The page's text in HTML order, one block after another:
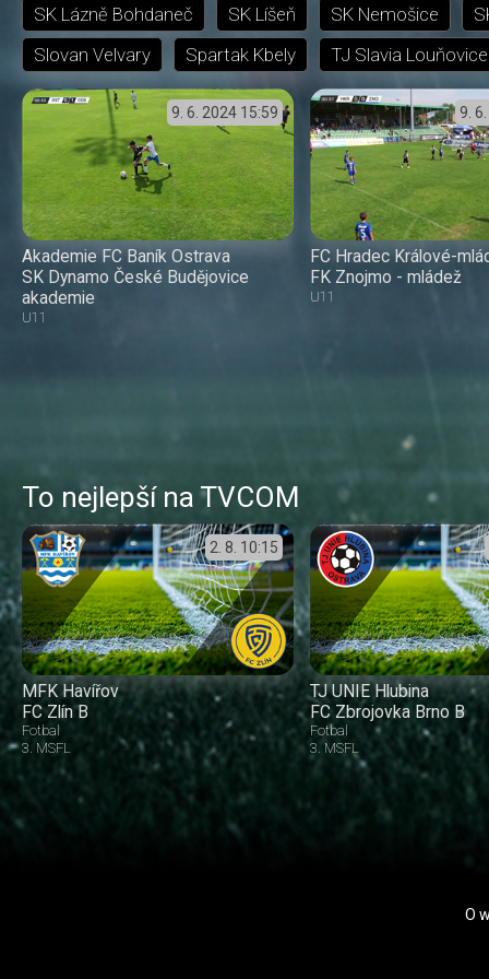
SK Lázně Bohdaneč
SK Líšeň SK Nemošice
Slovan Velvary
Spartak Kbely TJ Slavia Louňovice
9. 6. 2024 15:59
Akademie FC Baník Ostrava
SK Dynamo České Budějovice
akademie
U11
9.
FC Hradec Králové-
FK Znojmo - mládež
U11
To nejlepší na TVCOM
2. 8. 10:15
MFK Havířov
FC Zlín B
Fotbal
3. MSFL
TJ UNIE Hlubina
FC Zbrojovka Brno B
Fotbal
3. MSFL
O